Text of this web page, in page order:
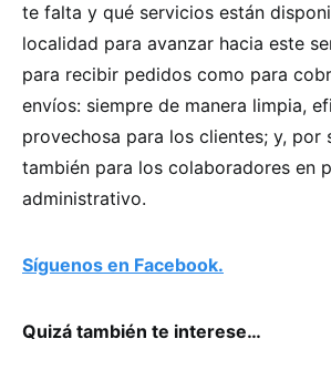
te falta y qué servicios están
localidad para avanzar hacia este
para recibir pedidos como para
envíos: siempre de manera limpia,
provechosa para los clientes; y, por
también para los colaboradores en
administrativo.
Síguenos en Facebook.
Quizá también te interese…